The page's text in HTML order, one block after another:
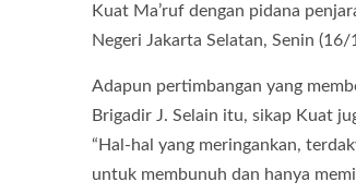
Kuat Ma’ruf dengan pidana
Negeri Jakarta Selatan, Senin
Adapun pertimbangan yang
Brigadir J. Selain itu, sikap Kuat
“Hal-hal yang meringankan,
untuk membunuh dan hanya